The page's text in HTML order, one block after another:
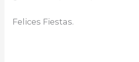
Felices Fiestas.